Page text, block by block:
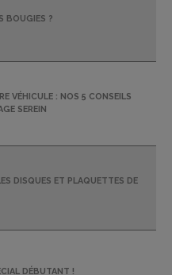
BOUGIES ?
VÉHICULE : NOS 5 CONSEILS
SEREIN
DISQUES ET PLAQUETTES DE
DÉBUTANT !